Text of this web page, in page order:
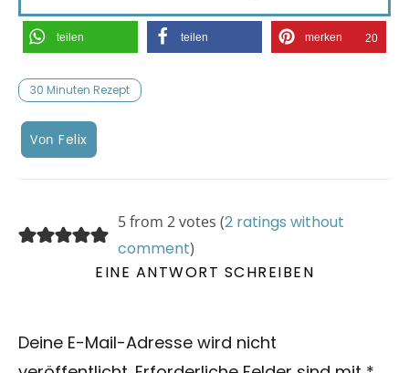
teilen teilen merken 20
30 Minuten Rezept
Von Felix
5 from 2 votes (2 ratings without
comment)
EINE ANTWORT SCHREIBEN
Deine E-Mail-Adresse wird nicht